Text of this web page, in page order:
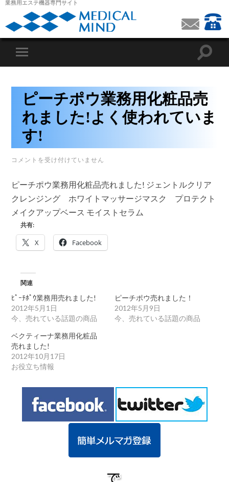
業務用エステ機器専門サイト
ピーチポウ業務用化粧品売
れました!よく使われていま
す!
ピ
ポ
ウ
業
務
粧
よ
く
使
わ
れ
て
い
ま
す!
コメントを受け付けていません
ピーチポウ業務用化粧品売れました! ジェントルクリア
クレンジング ホワイトマッサージマスク プロテクト
メイクアップベース モイストセラム
共有:
X Facebook
関連
ﾋﾟｰﾁﾎﾟｳ業務用売れました!
2012年5月1日
今、売れている話題の商品
ピーチポウ売れました！
2012年5月9日
今、売れている話題の商品
ベクティーナ業務用化粧品
売れました!
2012年10月17日
お役立ち情報